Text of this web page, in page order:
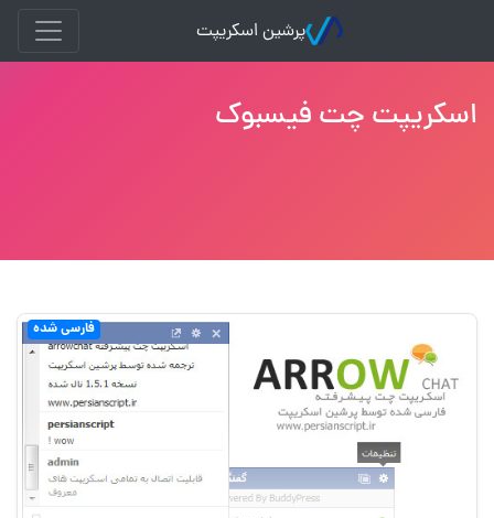
پرشین اسکریپت
اسکریپت چت فیسبوک
فارسی شده